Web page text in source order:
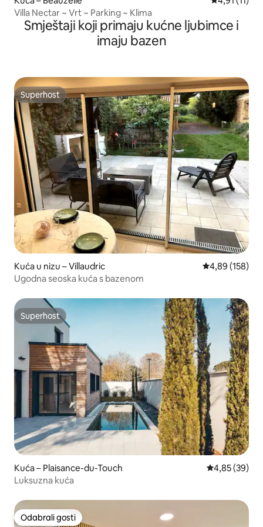
Villa Nectar ~ Vrt ~ Parking ~ Klima
Smještaji koji primaju kućne ljubimce i
imaju bazen
Superhost
Superhost
Kuća u nizu – Villaudric Prosječna
4,89 (158)
Ugodna seoska kuća s bazenom
Superhost
Superhost
Kuća – Plaisance-du-Touch Prosječna
4,85 (39)
Luksuzna kuća
Odabrali gosti
Odabrali gosti